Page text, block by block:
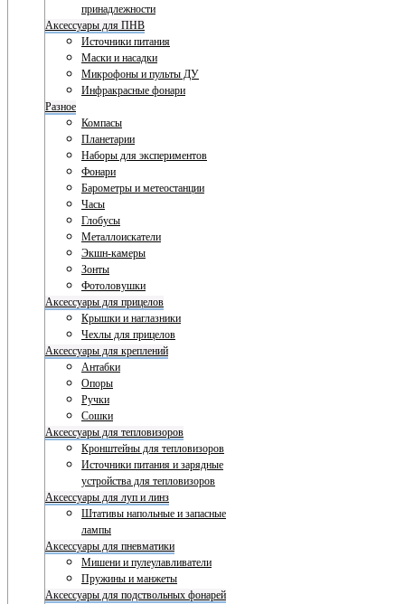
принадлежности
Аксессуары для ПНВ
Источники питания
Маски и насадки
Микрофоны и пульты ДУ
Инфракрасные фонари
Разное
Компасы
Планетарии
Наборы для экспериментов
Фонари
Барометры и метеостанции
Часы
Глобусы
Металлоискатели
Экшн-камеры
Зонты
Фотоловушки
Аксессуары для прицелов
Крышки и наглазники
Чехлы для прицелов
Аксессуары для креплений
Антабки
Опоры
Ручки
Сошки
Аксессуары для тепловизоров
Кронштейны для тепловизоров
Источники питания и зарядные
устройства для тепловизоров
Аксессуары для луп и линз
Штативы напольные и запасные
лампы
Аксессуары для пневматики
Мишени и пулеулавливатели
Пружины и манжеты
Аксессуары для подствольных фонарей